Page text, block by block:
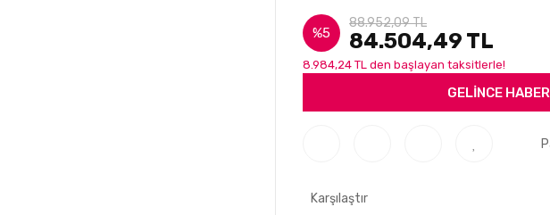
%5
88.952,09 TL
84.504,49 TL
8.984,24 TL den başlayan taksitlerle!
GELİNCE
Karşılaştır